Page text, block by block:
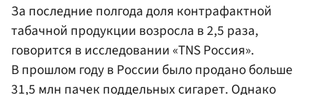
За последние полгода доля контрафактной
табачной продукции возросла в 2,5 раза,
говорится в исследовании «TNS Россия».
В прошлом году в России было продано больше
31,5 млн пачек поддельных сигарет. Однако